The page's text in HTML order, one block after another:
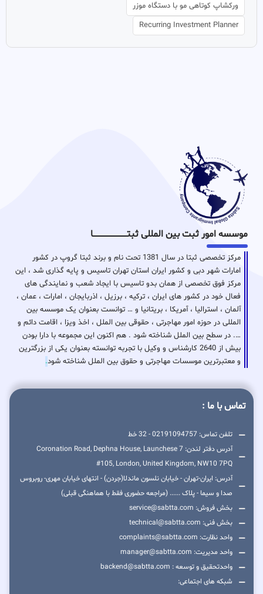
ورکشاپ کوتاهی مو با دستگاه موزر
Recurring Investment Planner
موسسه امور ثبت بین المللی ثبتـــــــــــــــــــــــــــــا
مرکز تخصصی ثبتا در سال 1381 تحت نام و برند ثبتا گروپ در کشور
امارات شهر دبی و کشور ایران استان تهران تاسیس و پایه گذاری شد ، این
مرکز فوق تخصصی از همان بدو تاسیس با ایجاد شعب و نمایندگی های
فعال خود در کشور های ایران ، ترکیه ، برزیل ، اذربایجان ، امارات ، عمان ،
آلمان ، استرالیا ، آمریکا ، بریتانیا و … توانست بعنوان یک موسسه بین
المللی در حوزه امور مهاجرتی ، حقوقی بین الملل ، اخذ ویزا ، اقامت دائم و
…. در سطح بین الملل شناخته شود . هم اکنون این مجموعه با دارا بودن
بیش از 2640 کارشناس و وکیل با تجربه توانسته بعنوان یکی از بزرگترین
و معتبرترین موسسات مهاجرتی و حقوق بین الملل شناخته شود.
تماس با ما :
تلفن تماس: 02191094757 - 32 خط
آدرس دفتر لندن: 7 Coronation Road, Dephna House, Launchese
#105, London, United Kingdom, NW10 7PQ
آدرس: ایران-تهران - خیابان نلسون ماندلا(جردن) - انتهای خیابان مهری- روبروس
صدا و سیما - پلاک ...... (مراجعه حضوری فقط با هماهنگی قبلی)
بخش فروش: service@sabtta.com
بخش فنی: technical@sabtta.com
واحد نظارت: complaints@sabtta.com
واحد مدیریت: manager@sabtta.com
واحدتحقیق و توسعه : backend@sabtta.com
شبکه های اجتماعی: